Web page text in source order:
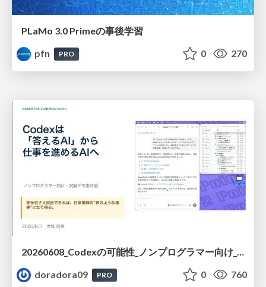
PLaMo 3.0 Primeの事後学習
pfn
PRO 0 270
20260608_Codexの可能性_ノンプログラマー向け_大城追記
doradora09
PRO 0 760